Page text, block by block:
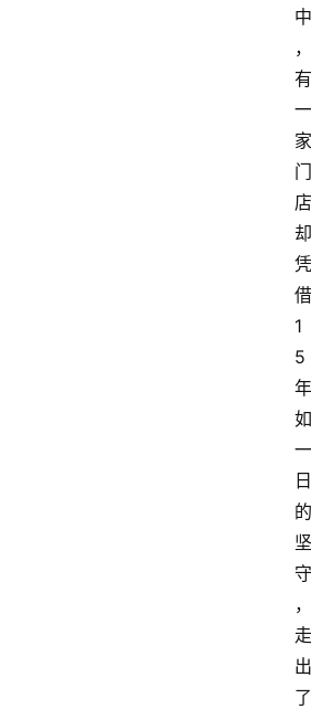
中
，
有
一
家
门
店
却
凭
借
1
5
年
如
一
日
的
坚
守
，
走
出
了